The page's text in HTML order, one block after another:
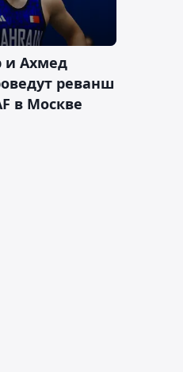
и Ахмед
реванш
в Москве